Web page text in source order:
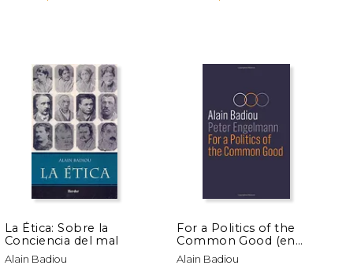
15%
dcto.
15%
dcto.
La Ética: Sobre la
Conciencia del mal
Alain Badiou
For a Politics of the
Common Good (en
Inglés)
Alain Badiou